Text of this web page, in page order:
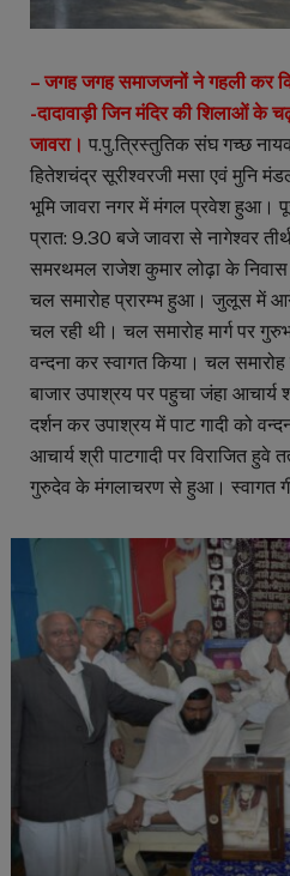
– जगह जगह समाजजनों ने गहली कर
-दादावाड़ी जिन मंदिर की शिलाओं के
जावरा। प.पु.त्रिस्तुतिक संघ गच्छ
हितेशचंद्र सूरीश्वरजी मसा एवं मुनि
भूमि जावरा नगर में मंगल प्रवेश हुआ।
प्रात: 9.30 बजे जावरा से नागेश्वर
समरथमल राजेश कुमार लोढ़ा के
चल समारोह प्रारम्भ हुआ। जुलूस में
चल रही थी। चल समारोह मार्ग पर
वन्दना कर स्वागत किया। चल समारोह
बाजार उपाश्रय पर पहुचा जंहा आचार्य
दर्शन कर उपाश्रय में पाट गादी को
आचार्य श्री पाटगादी पर विराजित हुवे
गुरुदेव के मंगलाचरण से हुआ। स्वागत गीत